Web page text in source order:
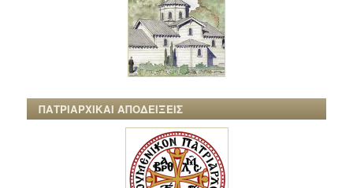
ΠΑΤΡΙΑΡΧΙΚΑΙ ΑΠΟΔΕΙΞΕΙΣ